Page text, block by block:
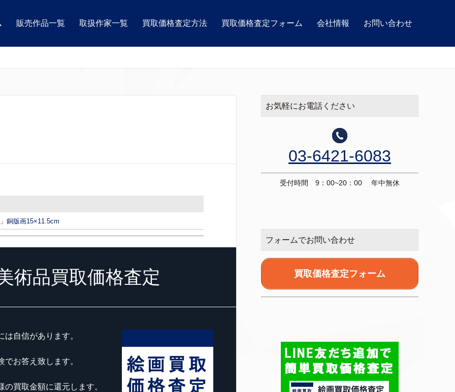
販売作品一覧 取扱作家一覧 買取価格査定方法 買取価格査定フォーム 会社情報 お問い合わせ
銅版画15×11.5cm
術品買取価格査定
自信があります。
お答え致します。
買取金額に還元します。
お気軽にお電話ください
03-6421-6083
受付時間 9：00~20：00 年中無休
フォームでお問い合わせ
買取価格査定フォーム